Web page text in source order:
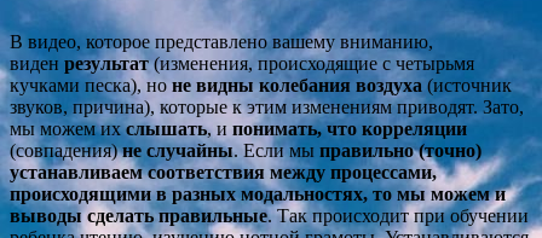
В видео, которое представлено вашему вниманию,
виден результат(изменения, происходящие с четырьмя
кучками песка), ноне видны колебания воздуха (источник
звуков, причина), которые к этим изменениям приводят. Зато,
мы можем ихслышать, и понимать, что корреляции
(совпадения)не случайны. Если мы правильно (точно)
устанавливаем соответствия между процессами,
происходящими в разных модальностях, то мы можем и
выводы сделать правильные. Так происходит при обучении